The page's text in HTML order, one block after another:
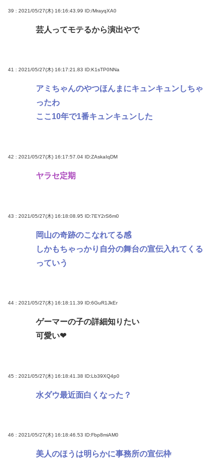
39 : 2021/05/27(木) 16:16:43.99 ID:/MrayqXA0
芸人ってモテるから演出やで
41 : 2021/05/27(木) 16:17:21.83 ID:K1sTP0NNa
アミちゃんのやつほんまにキュンキュンしちゃ
ったわ
ここ10年で1番キュンキュンした
42 : 2021/05/27(木) 16:17:57.04 ID:ZAskaIqDM
ヤラセ定期
43 : 2021/05/27(木) 16:18:08.95 ID:7EY2rS6m0
岡山の奇跡のこなれてる感
しかもちゃっかり自分の舞台の宣伝入れてくる
っていう
44 : 2021/05/27(木) 16:18:11.39 ID:6GuR1JkEr
ゲーマーの子の詳細知りたい
可愛い❤
45 : 2021/05/27(木) 16:18:41.38 ID:Lb39XQ4p0
水ダウ最近面白くなった？
46 : 2021/05/27(木) 16:18:46.53 ID:Fbp8miAM0
美人のほうは明らかに事務所の宣伝枠